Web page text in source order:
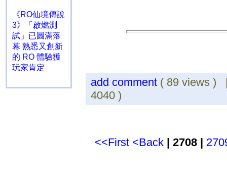
《RO仙境傳說
3》「啟燃測
試」已圓滿落
幕 熟悉又創新
的 RO 體驗獲
玩家肯定
add comment ( 89 views
4040 )
<<First <Back | 2708 |